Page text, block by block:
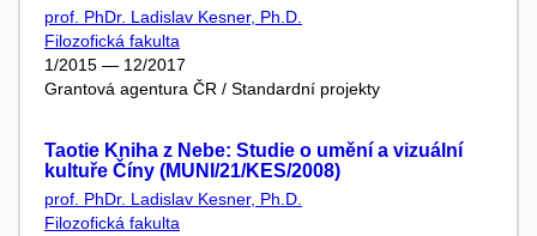
prof. PhDr. Ladislav Kesner, Ph.D.
Filozofická fakulta
1/2015 — 12/2017
Grantová agentura ČR / Standardní projekty
Taotie Kniha z Nebe: Studie o umění a vizuální
kultuře Číny (MUNI/21/KES/2008)
prof. PhDr. Ladislav Kesner, Ph.D.
Filozofická fakulta